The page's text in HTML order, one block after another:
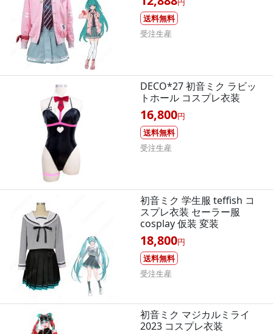
送料無料
受注生産
DECO*27 初音ミク ラビッ
トホール コスプレ衣装
16,800円
送料無料
受注生産
初音ミク 学生服 teffish コ
スプレ衣装 セーラー服
cosplay 仮装 変装
18,800円
送料無料
受注生産
初音ミク マジカルミライ
2023 コスプレ衣装